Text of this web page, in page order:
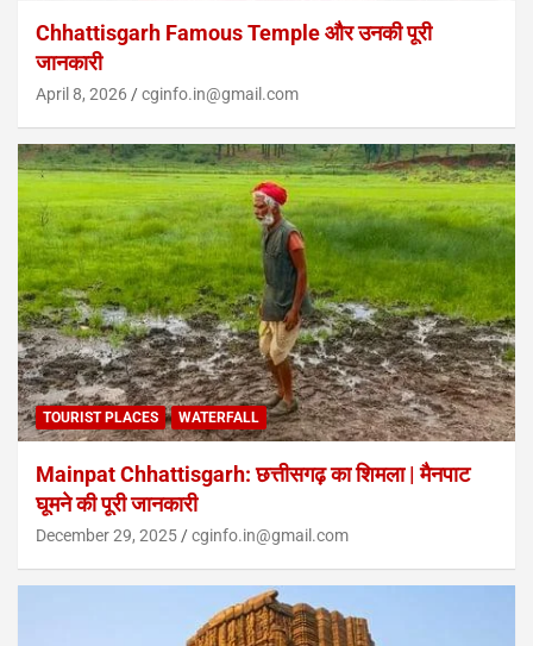
Chhattisgarh Famous Temple और उनकी पूरी
जानकारी
April 8, 2026 cginfo.in@gmail.com
TOURIST PLACES WATERFALL
Mainpat Chhattisgarh: छत्तीसगढ़ का शिमला | मैनपाट
घूमने की पूरी जानकारी
December 29, 2025 cginfo.in@gmail.com